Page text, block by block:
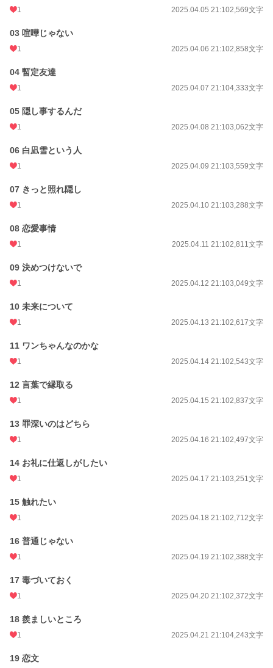
24h.ポイント
更新日時
初回公開日時 2025.04.04 21:10
初回完結日時
週間ポイント 21 pt (62,459 位)
年間ポイント 11,341 pt (29,025 位)
1 2025.04.05 21:102,569文字
03 喧嘩じゃない
1 2025.04.06 21:102,858文字
04 暫定友達
1 2025.04.07 21:104,333文字
05 隠し事するんだ
1 2025.04.08 21:103,062文字
06 白凪雪という人
1 2025.04.09 21:103,559文字
07 きっと照れ隠し
1 2025.04.10 21:103,288文字
08 恋愛事情
1 2025.04.11 21:102,811文字
09 決めつけないで
1 2025.04.12 21:103,049文字
10 未来について
1 2025.04.13 21:102,617文字
11 ワンちゃんなのかな
1 2025.04.14 21:102,543文字
12 言葉で縁取る
1 2025.04.15 21:102,837文字
13 罪深いのはどちら
1 2025.04.16 21:102,497文字
14 お礼に仕返しがしたい
1 2025.04.17 21:103,251文字
15 触れたい
1 2025.04.18 21:102,712文字
16 普通じゃない
1 2025.04.19 21:102,388文字
17 毒づいておく
1 2025.04.20 21:102,372文字
18 羨ましいところ
1 2025.04.21 21:104,243文字
19 恋文